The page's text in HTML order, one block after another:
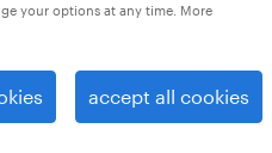
Service Engineer που
your options at any time. More
accept all cookies